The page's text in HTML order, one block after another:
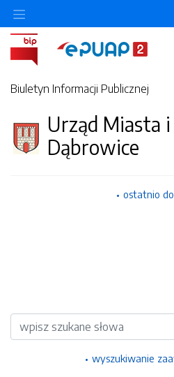
Biuletyn Informacji Publicznej
Urząd Miasta
Dąbrowice
ostatnio
Wyszukiwarka
wyszukiwanie